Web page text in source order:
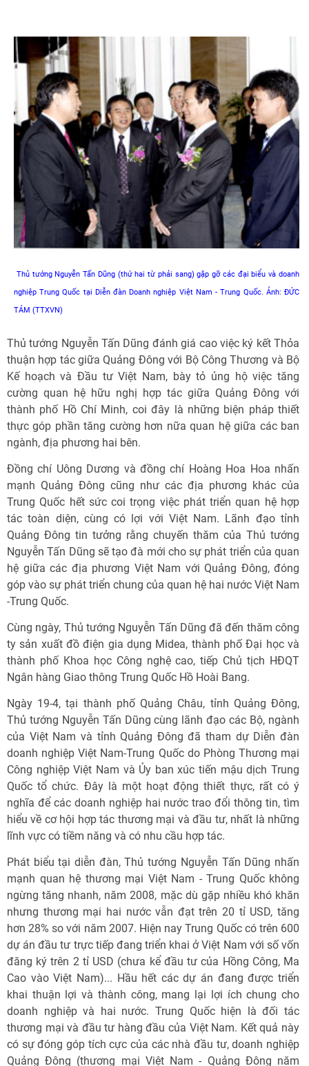
Thủ tướng Nguyễn Tấn Dũng (thứ hai từ phải sang) gặp gỡ các đại biểu và doanh
nghiệp Trung Quốc tại Diễn đàn Doanh nghiệp Việt Nam - Trung Quốc. Ảnh: ĐỨC
TÁM (TTXVN)
Thủ tướng Nguyễn Tấn Dũng đánh giá cao việc ký kết Thỏa
thuận hợp tác giữa Quảng Đông với Bộ Công Thương và Bộ
Kế hoạch và Đầu tư Việt Nam, bày tỏ ủng hộ việc tăng
cường quan hệ hữu nghị hợp tác giữa Quảng Đông với
thành phố Hồ Chí Minh, coi đây là những biện pháp thiết
thực góp phần tăng cường hơn nữa quan hệ giữa các ban
ngành, địa phương hai bên.
Đồng chí Uông Dương và đồng chí Hoàng Hoa Hoa nhấn
mạnh Quảng Đông cũng như các địa phương khác của
Trung Quốc hết sức coi trọng việc phát triển quan hệ hợp
tác toàn diện, cùng có lợi với Việt Nam. Lãnh đạo tỉnh
Quảng Đông tin tưởng rằng chuyến thăm của Thủ tướng
Nguyễn Tấn Dũng sẽ tạo đà mới cho sự phát triển của quan
hệ giữa các địa phương Việt Nam với Quảng Đông, đóng
góp vào sự phát triển chung của quan hệ hai nước Việt Nam
-Trung Quốc.
Cùng ngày, Thủ tướng Nguyễn Tấn Dũng đã đến thăm công
ty sản xuất đồ điện gia dụng Midea, thành phố Đại học và
thành phố Khoa học Công nghệ cao, tiếp Chủ tịch HĐQT
Ngân hàng Giao thông Trung Quốc Hồ Hoài Bang.
Ngày 19-4, tại thành phố Quảng Châu, tỉnh Quảng Đông,
Thủ tướng Nguyễn Tấn Dũng cùng lãnh đạo các Bộ, ngành
của Việt Nam và tỉnh Quảng Đông đã tham dự Diễn đàn
doanh nghiệp Việt Nam-Trung Quốc do Phòng Thương mại
Công nghiệp Việt Nam và Ủy ban xúc tiến mậu dịch Trung
Quốc tổ chức. Đây là một hoạt động thiết thực, rất có ý
nghĩa để các doanh nghiệp hai nước trao đổi thông tin, tìm
hiểu về cơ hội hợp tác thương mại và đầu tư, nhất là những
lĩnh vực có tiềm năng và có nhu cầu hợp tác.
Phát biểu tại diễn đàn, Thủ tướng Nguyễn Tấn Dũng nhấn
mạnh quan hệ thương mại Việt Nam - Trung Quốc không
ngừng tăng nhanh, năm 2008, mặc dù gặp nhiều khó khăn
nhưng thương mại hai nước vẫn đạt trên 20 tỉ USD, tăng
hơn 28% so với năm 2007. Hiện nay Trung Quốc có trên 600
dự án đầu tư trực tiếp đang triển khai ở Việt Nam với số vốn
đăng ký trên 2 tỉ USD (chưa kể đầu tư của Hồng Công, Ma
Cao vào Việt Nam)... Hầu hết các dự án đang được triển
khai thuận lợi và thành công, mang lại lợi ích chung cho
doanh nghiệp và hai nước. Trung Quốc hiện là đối tác
thương mại và đầu tư hàng đầu của Việt Nam. Kết quả này
có sự đóng góp tích cực của các nhà đầu tư, doanh nghiệp
Quảng Đông (thương mại Việt Nam - Quảng Đông năm